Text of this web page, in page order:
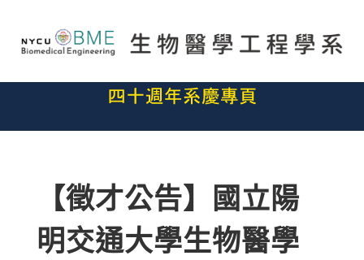
【徵才公告】國立陽
明交通大學生物醫學